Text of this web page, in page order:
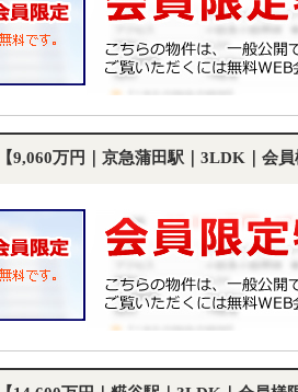
【9,060万円｜京急蒲田駅｜3LDK｜会員